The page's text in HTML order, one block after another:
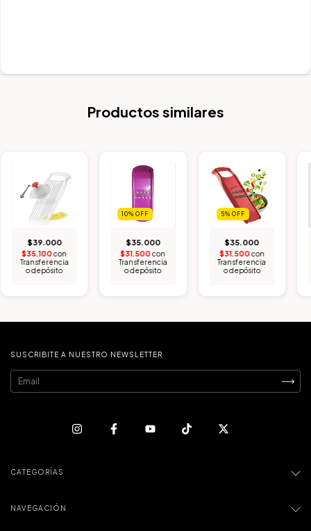
Productos similares
$39.000
$35.100con
Transferencia
o depósito
10%OFF
$35.000
$31.500con
Transferencia
o depósito
5% OFF
$35.000
$31.500con
Transferencia
o depósito
SUSCRIBITE A NUESTRO NEWSLETTER
CATEGORÍAS
NAVEGACIÓN